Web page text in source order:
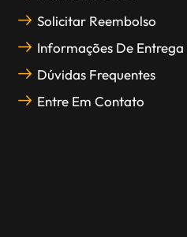
Solicitar Reembolso
Informações De Entrega
Dúvidas Frequentes
Entre Em Contato